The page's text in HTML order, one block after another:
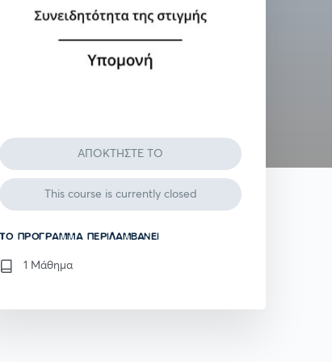
ΑΠΟΚΤΗΣΤΕ ΤΟ
This course is currently closed
TO ΠΡΌΓΡΑΜΜΑ ΠΕΡΙΛΑΜΒΆΝΕΙ
1 Μάθημα